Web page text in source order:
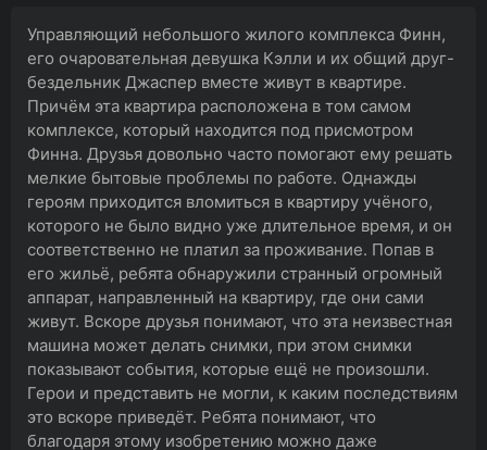
Управляющий небольшого жилого комплекса Финн,
его очаровательная девушка Кэлли и их общий друг-
бездельник Джаспер вместе живут в квартире.
Причём эта квартира расположена в том самом
комплексе, который находится под присмотром
Финна. Друзья довольно часто помогают ему решать
мелкие бытовые проблемы по работе. Однажды
героям приходится вломиться в квартиру учёного,
которого не было видно уже длительное время, и он
соответственно не платил за проживание. Попав в
его жильё, ребята обнаружили странный огромный
аппарат, направленный на квартиру, где они сами
живут. Вскоре друзья понимают, что эта неизвестная
машина может делать снимки, при этом снимки
показывают события, которые ещё не произошли.
Герои и представить не могли, к каким последствиям
это вскоре приведёт. Ребята понимают, что
благодаря этому изобретению можно даже